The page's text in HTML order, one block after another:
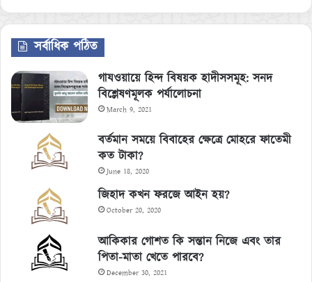
সর্বাধিক পঠিত
গাযওয়ায়ে হিন্দ বিষয়ক হাদীসসমূহ: সনদ
বিশ্লেষণমূলক পর্যালোচনা
March 9, 2021
বর্তমান সময়ে বিবাহের ক্ষেত্রে মোহরে ফাতেমী
কত টাকা?
June 18, 2020
জিহাদ কখন ফরজে আইন হয়?
October 20, 2020
আকিকার গোশত কি সন্তান নিজে এবং তার
পিতা-মাতা খেতে পারবে?
December 30, 2021